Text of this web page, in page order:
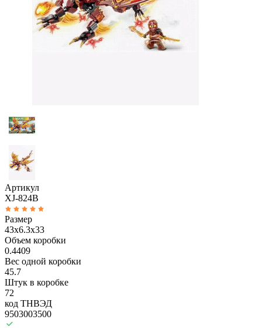
Артикул
XJ-824B
Размер
43x6.3x33
Объем коробки
0.4409
Вес одной коробки
45.7
Штук в коробке
72
код ТНВЭД
9503003500